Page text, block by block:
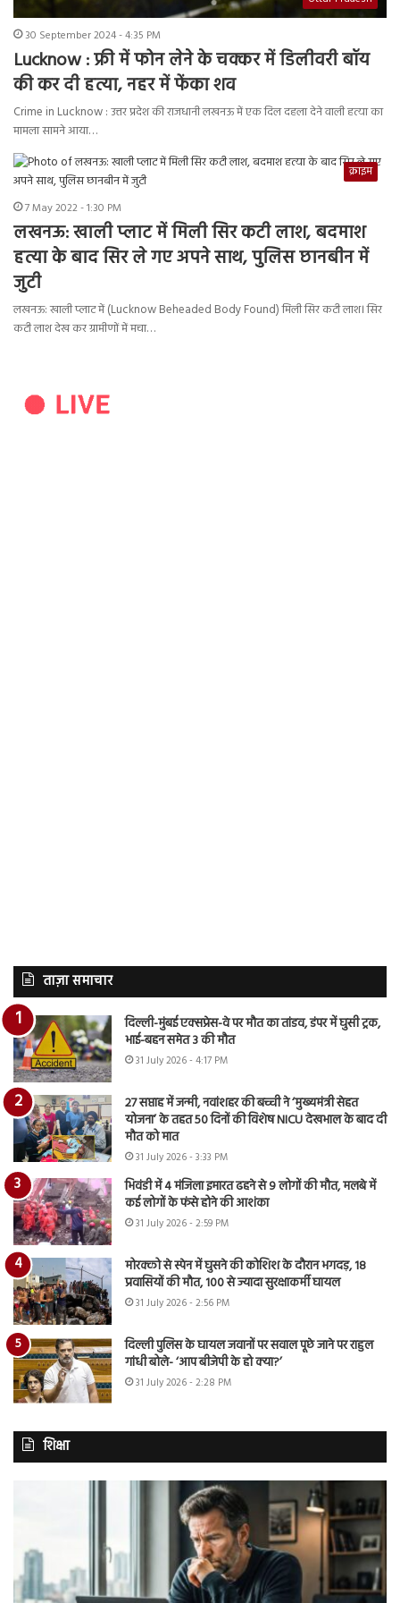
30 September 2024 - 4:35 PM
Lucknow : फ्री में फोन लेने के चक्कर में डिलीवरी बॉय
की कर दी हत्या, नहर में फेंका शव
Crime in Lucknow : उत्तर प्रदेश की राजधानी लखनऊ में एक दिल दहला देने वाली हत्या का
मामला सामने आया…
क्राइम
7 May 2022 - 1:30 PM
लखनऊ: खाली प्लाट में मिली सिर कटी लाश, बदमाश
हत्या के बाद सिर ले गए अपने साथ, पुलिस छानबीन में
जुटी
लखनऊ: खाली प्लाट में (Lucknow Beheaded Body Found) मिली सिर कटी लाश। सिर
कटी लाश देख कर ग्रामीणों में मचा…
ताज़ा समाचार
दिल्ली-मुंबई एक्सप्रेस-वे पर मौत का तांडव, डंपर में घुसी ट्रक,
भाई-बहन समेत 3 की मौत
31 July 2026 - 4:17 PM
27 सप्ताह में जन्मी, नवांशहर की बच्ची ने ‘मुख्यमंत्री सेहत
योजना’ के तहत 50 दिनों की विशेष NICU देखभाल के बाद दी
मौत को मात
31 July 2026 - 3:33 PM
भिवंडी में 4 मंजिला इमारत ढहने से 9 लोगों की मौत, मलबे में
कई लोगों के फंसे होने की आशंका
31 July 2026 - 2:59 PM
मोरक्को से स्पेन में घुसने की कोशिश के दौरान भगदड़, 18
प्रवासियों की मौत, 100 से ज्यादा सुरक्षाकर्मी घायल
31 July 2026 - 2:56 PM
दिल्ली पुलिस के घायल जवानों पर सवाल पूछे जाने पर राहुल
गांधी बोले- ‘आप बीजेपी के हो क्या?’
31 July 2026 - 2:28 PM
शिक्षा